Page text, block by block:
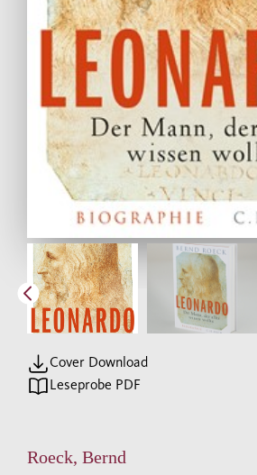
Cover Download
Leseprobe PDF
Roeck, Bernd